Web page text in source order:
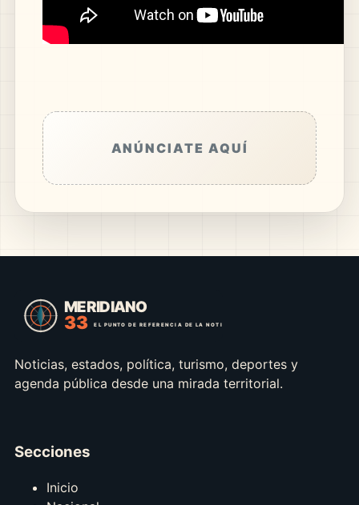
ANÚNCIATE AQUÍ
Noticias, estados, política, turismo, deportes y
agenda pública desde una mirada territorial.
Secciones
Inicio